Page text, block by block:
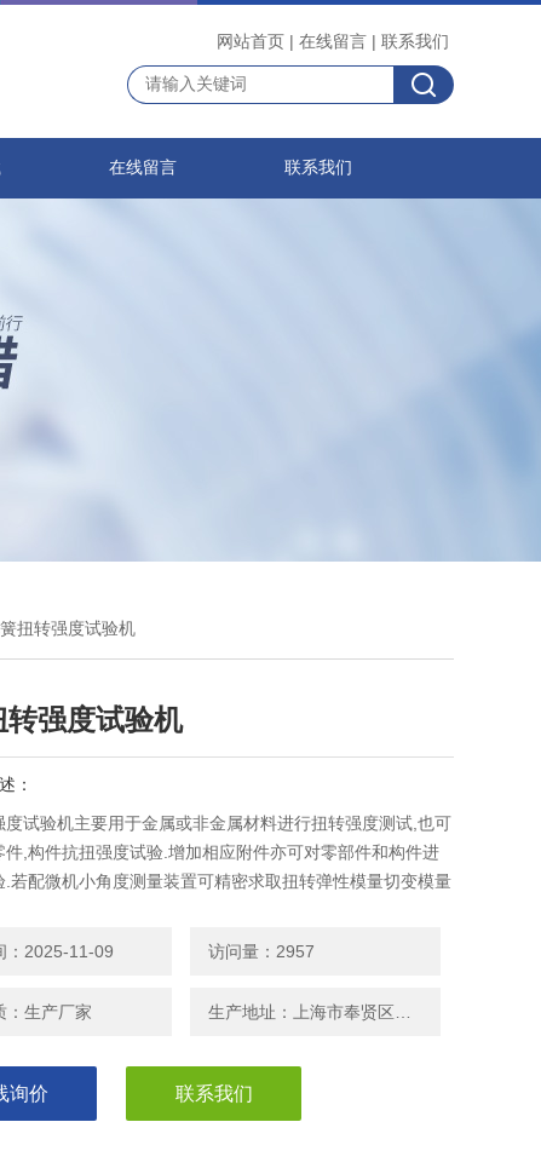
网站首页 | 在线留言 | 联系我们
在线留言 联系我们
扭转强度试验机
转强度试验机
：
度试验机主要用于金属或非金属材料进行扭转强度测试,也可
件,构件抗扭强度试验.增加相应附件亦可对零部件和构件进
.若配微机小角度测量装置可精密求取扭转弹性模量切变模量
：2025-11-09 访问量：2957
：生产厂家
询价 联系我们